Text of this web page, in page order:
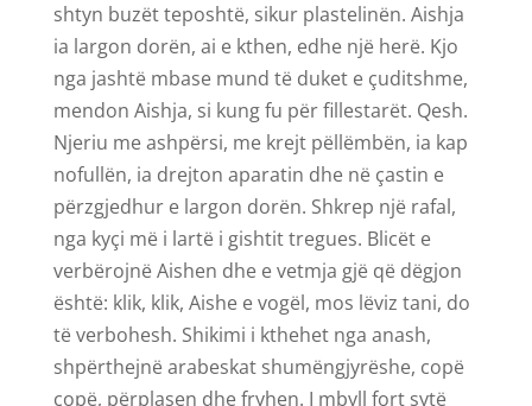
shtyn buzët teposhtë, sikur plastelinën. Aishja
ia largon dorën, ai e kthen, edhe një herë. Kjo
nga jashtë mbase mund të duket e çuditshme,
mendon Aishja, si kung fu për fillestarët. Qesh.
Njeriu me ashpërsi, me krejt pëllëmbën, ia kap
nofullën, ia drejton aparatin dhe në çastin e
përzgjedhur e largon dorën. Shkrep një rafal,
nga kyçi më i lartë i gishtit tregues. Blicët e
verbërojnë Aishen dhe e vetmja gjë që dëgjon
është: klik, klik, Aishe e vogël, mos lëviz tani, do
të verbohesh. Shikimi i kthehet nga anash,
shpërthejnë arabeskat shumëngjyrëshe, copë
copë, përplasen dhe fryhen. I mbyll fort sytë